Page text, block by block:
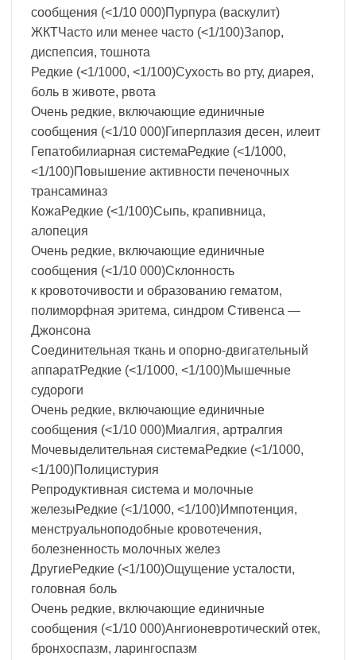
сообщения (<1/10 000)Пурпура (васкулит)
ЖКТЧасто или менее часто (<1/100)Запор,
диспепсия, тошнота
Редкие (<1/1000, <1/100)Сухость во рту, диарея,
боль в животе, рвота
Очень редкие, включающие единичные
сообщения (<1/10 000)Гиперплазия десен, илеит
Гепатобилиарная системаРедкие (<1/1000,
<1/100)Повышение активности печеночных
трансаминаз
КожаРедкие (<1/100)Сыпь, крапивница,
алопеция
Очень редкие, включающие единичные
сообщения (<1/10 000)Склонность
к кровоточивости и образованию гематом,
полиморфная эритема, синдром Стивенса —
Джонсона
Соединительная ткань и опорно-двигательный
аппаратРедкие (<1/1000, <1/100)Мышечные
судороги
Очень редкие, включающие единичные
сообщения (<1/10 000)Миалгия, артралгия
Мочевыделительная системаРедкие (<1/1000,
<1/100)Полицистурия
Репродуктивная система и молочные
железыРедкие (<1/1000, <1/100)Импотенция,
менструальноподобные кровотечения,
болезненность молочных желез
ДругиеРедкие (<1/100)Ощущение усталости,
головная боль
Очень редкие, включающие единичные
сообщения (<1/10 000)Ангионевротический отек,
бронхоспазм, ларингоспазм